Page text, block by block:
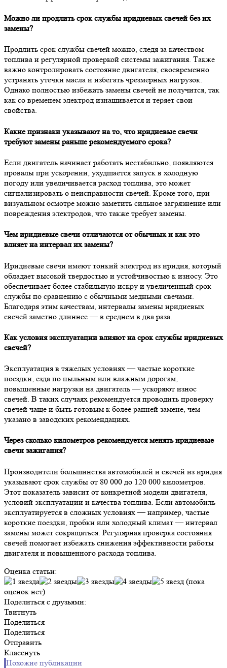
Можно ли продлить срок службы иридиевых свечей без их
замены?
Продлить срок службы свечей можно, следя за качеством
топлива и регулярной проверкой системы зажигания. Также
важно контролировать состояние двигателя, своевременно
устранять утечки масла и избегать чрезмерных нагрузок.
Однако полностью избежать замены свечей не получится, так
как со временем электрод изнашивается и теряет свои
свойства.
Какие признаки указывают на то, что иридиевые свечи
требуют замены раньше рекомендуемого срока?
Если двигатель начинает работать нестабильно, появляются
провалы при ускорении, ухудшается запуск в холодную
погоду или увеличивается расход топлива, это может
сигнализировать о неисправности свечей. Кроме того, при
визуальном осмотре можно заметить сильное загрязнение или
повреждения электродов, что также требует замены.
Чем иридиевые свечи отличаются от обычных и как это
влияет на интервал их замены?
Иридиевые свечи имеют тонкий электрод из иридия, который
обладает высокой твердостью и устойчивостью к износу. Это
обеспечивает более стабильную искру и увеличенный срок
службы по сравнению с обычными медными свечами.
Благодаря этим качествам, интервалы замены иридиевых
свечей заметно длиннее — в среднем в два раза.
Как условия эксплуатации влияют на срок службы иридиевых
свечей?
Эксплуатация в тяжелых условиях — частые короткие
поездки, езда по пыльным или влажным дорогам,
повышенные нагрузки на двигатель — ускоряют износ
свечей. В таких случаях рекомендуется проводить проверку
свечей чаще и быть готовым к более ранней замене, чем
указано в заводских рекомендациях.
Через сколько километров рекомендуется менять иридиевые
свечи зажигания?
Производители большинства автомобилей и свечей из иридия
указывают срок службы от 80 000 до 120 000 километров.
Этот показатель зависит от конкретной модели двигателя,
условий эксплуатации и качества топлива. Если автомобиль
эксплуатируется в сложных условиях — например, частые
короткие поездки, пробки или холодный климат — интервал
замены может сокращаться. Регулярная проверка состояния
свечей помогает избежать снижения эффективности работы
двигателя и повышенного расхода топлива.
Оценка статьи:
(пока
оценок нет)
Поделиться с друзьями:
Твитнуть
Поделиться
Поделиться
Отправить
Класснуть
Похожие публикации